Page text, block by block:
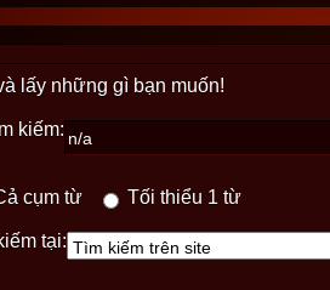
lấy những gì bạn muốn!
kiếm:
cụm từ Tối thiểu 1 từ
tại: